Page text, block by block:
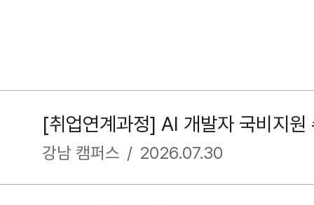
[취업연계과정] AI 개발자 국비지원
강남 캠퍼스 / 2026.07.30